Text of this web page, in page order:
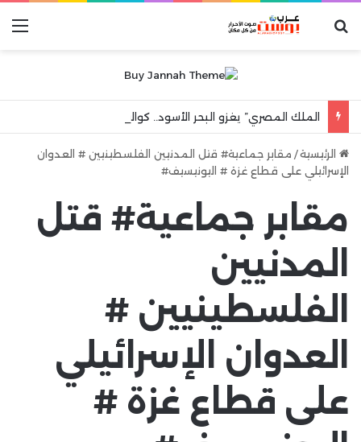
بحث عن
الرئيسية/ مقابر جماعية# قتل المدنيين الفلسطينيين # العدوان
الإسرائيلي على قطاع غزة # اليونيسيف#
مقابر جماعية# قتل
المدنيين
الفلسطينيين #
العدوان الإسرائيلي
على قطاع غزة #